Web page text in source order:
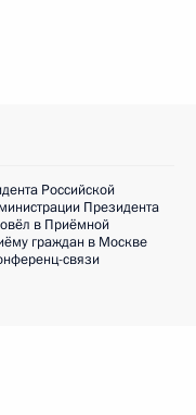
Российской
Президента
в Приёмной
граждан в Москве
связи